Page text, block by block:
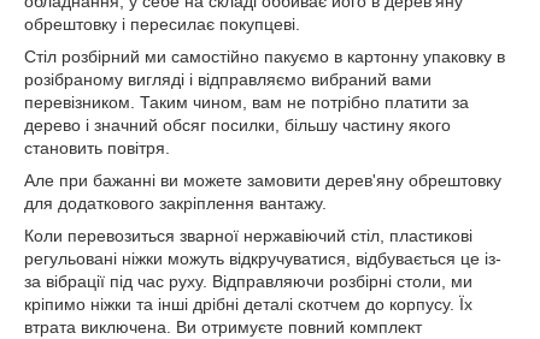
обрештовку і пересилає покупцеві.
Стіл розбірний ми самостійно пакуємо в картонну упаковку в
розібраному вигляді і відправляємо вибраний вами
перевізником. Таким чином, вам не потрібно платити за
дерево і значний обсяг посилки, більшу частину якого
становить повітря.
Але при бажанні ви можете замовити дерев'яну обрештовку
для додаткового закріплення вантажу.
Коли перевозиться зварної нержавіючий стіл, пластикові
регульовані ніжки можуть відкручуватися, відбувається це із-
за вібрації під час руху. Відправляючи розбірні столи, ми
кріпимо ніжки та інші дрібні деталі скотчем до корпусу. Їх
втрата виключена. Ви отримуєте повний комплект